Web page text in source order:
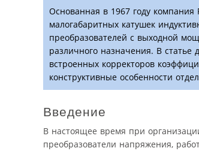
Основанная в 1967 году
малогабаритных катушек
преобразователей с выходной
различного назначения. В
встроенных корректоров
конструктивные особенности
Введение
В настоящее время при
преобразователи напряжения,